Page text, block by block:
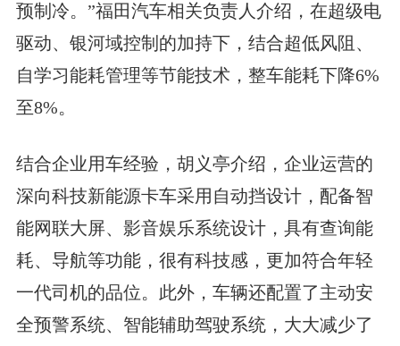
预制冷。”福田汽车相关负责人介绍，在超级电
驱动、银河域控制的加持下，结合超低风阻、
自学习能耗管理等节能技术，整车能耗下降6%
至8%。
结合企业用车经验，胡义亭介绍，企业运营的
深向科技新能源卡车采用自动挡设计，配备智
能网联大屏、影音娱乐系统设计，具有查询能
耗、导航等功能，很有科技感，更加符合年轻
一代司机的品位。此外，车辆还配置了主动安
全预警系统、智能辅助驾驶系统，大大减少了